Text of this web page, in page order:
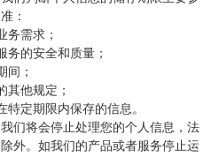
：
务需求；
务的安全和质量；
间；
其他规定；
特定期限内保存的信息。
们将会停止处理您的个人信息，法
外。如我们的产品或者服务停止运